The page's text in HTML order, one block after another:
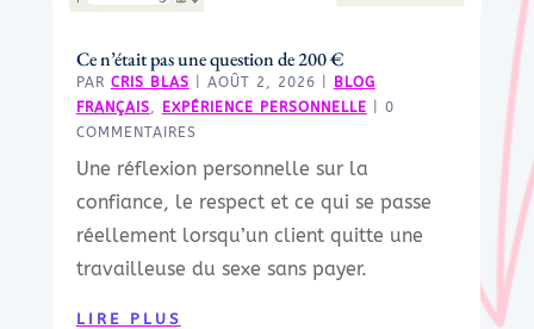
Ce n’était pas une question de 200 €
PAR CRIS BLAS AOÛT 2, 2026
BLOG
FRANÇAIS, EXPÉRIENCE PERSONNELLE | 0
COMMENTAIRES
Une réflexion personnelle sur la
confiance, le respect et ce qui se passe
réellement lorsqu’un client quitte une
travailleuse du sexe sans payer.
LIRE PLUS